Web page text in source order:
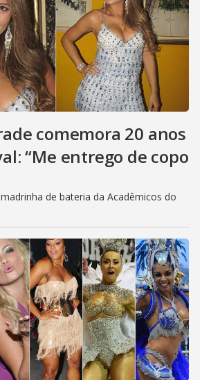
comemora 20 anos
“Me entrego de copo
de bateria da Acadêmicos do